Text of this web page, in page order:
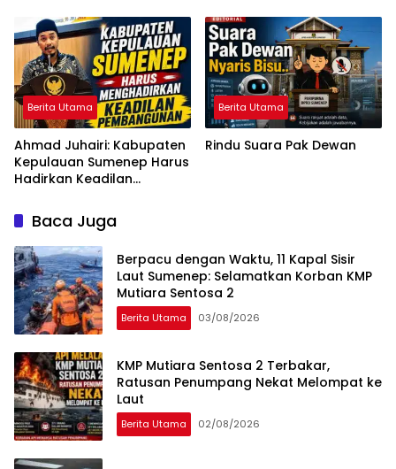
Berita Utama
Ahmad Juhairi: Kabupaten
Kepulauan Sumenep Harus
Hadirkan Keadilan
Sekadar Ganti Nama
Berita Utama
Rindu Suara Pak Dewan
Baca Juga
Berpacu dengan Waktu, 11 Kapal Sisir
Laut Sumenep: Selamatkan Korban KMP
Mutiara Sentosa 2
Berita Utama 03/08/2026
KMP Mutiara Sentosa 2 Terbakar,
Ratusan Penumpang Nekat Melompat ke
Laut
Berita Utama 02/08/2026